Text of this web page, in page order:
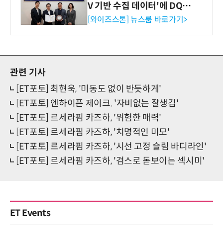
V 기반 수집 데이터'에 DQ인
증 최고 등급 수여
[와이즈스톤] 뉴스룸 바로가기>
관련 기사
[ET포토] 최현욱, '미동도 없이 반듯하게'
[ET포토] 엔하이픈 제이크. '자비없는 잘생김'
[ET포토] 르세라핌 카즈하, '위험한 매력'
[ET포토] 르세라핌 카즈하, '치명적인 미모'
[ET포토] 르세라핌 카즈하, '시선 고정 슬림 바디라인'
[ET포토] 르세라핌 카즈하, '검스로 돋보이는 섹시미'
ET Events